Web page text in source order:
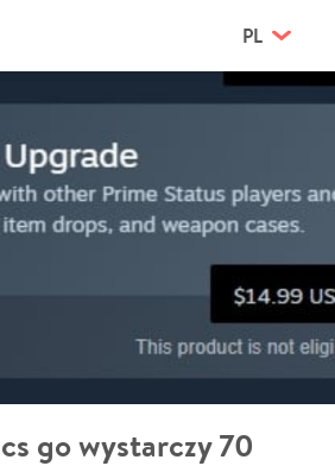
PL
go wystarczy 70